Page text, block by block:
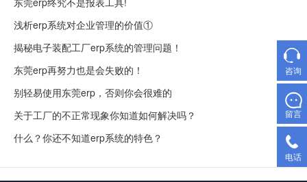
浅析erp系统对企业管理的价值①
揭秘电子装配工厂erp系统的管理问题！
东莞erp再努力也是会失败的！
别轻易使用东莞erp，否则你会很难的
关于工厂的不正常现象你知道如何解决吗？
什么？你还不知道erp系统的特色？
咨询
留言
电话